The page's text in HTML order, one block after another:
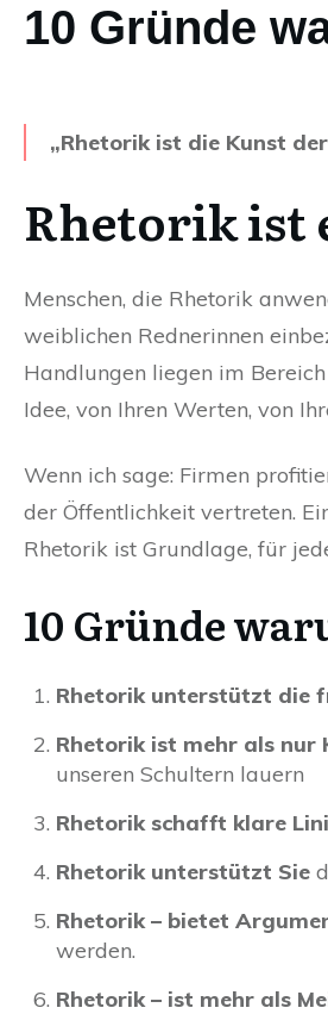
10 Gründe
„Rhetorik ist die Kunst
Rhetorik ist
Menschen, die Rhetorik
weiblichen Rednerinnen
Handlungen liegen im
Idee, von Ihren Werten, von
Wenn ich sage: Firmen
der Öffentlichkeit vertreten.
Rhetorik ist Grundlage, für
10 Gründe
Rhetorik unterstützt die
Rhetorik ist mehr als nur
unseren Schultern lauern
Rhetorik schafft klare
Rhetorik unterstützt Sie
Rhetorik – bietet
werden.
Rhetorik – ist mehr als